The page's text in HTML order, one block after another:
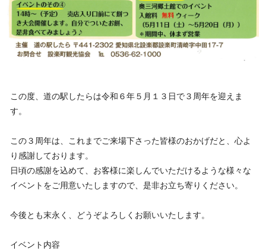
この度、道の駅したらは令和６年５月１３日で３周年を迎えま
す。
この３周年は、これまでご来場下さった皆様のおかげだと、心よ
り感謝しております。
日頃の感謝を込めて、お客様に楽しんでいただけるような様々な
イベントをご用意いたしますので、是非お立ち寄りください。
今後とも末永く、どうぞよろしくお願いいたします。
イベント内容